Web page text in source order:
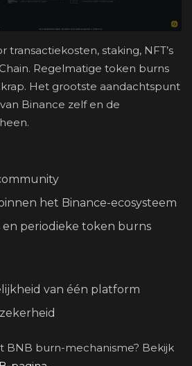
staking, NFT’s
Regelmatige token burns
Het grootste aandachtspunt
Binance zelf en de
het Binance-ecosysteem
en periodieke token burns
van één platform
BNB burn-mechanisme? Bekijk